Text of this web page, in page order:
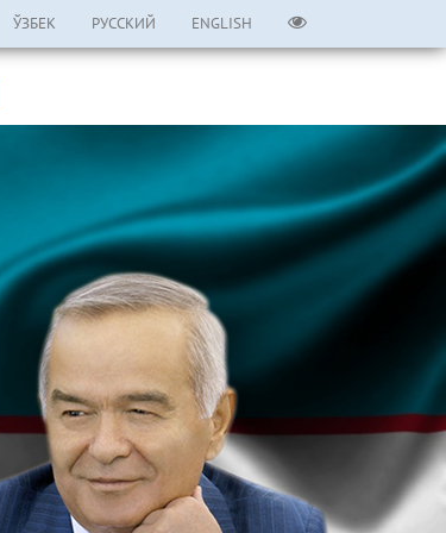
ЎЗБЕК РУССКИЙ ENGLISH